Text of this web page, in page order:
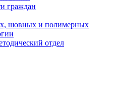
граждан
шовных и полимерных
отдел